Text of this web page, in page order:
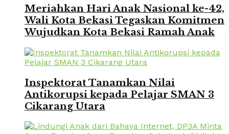
Meriahkan Hari Anak Nasional ke-42,
Wali Kota Bekasi Tegaskan Komitmen
Wujudkan Kota Bekasi Ramah Anak
Inspektorat Tanamkan Nilai
Antikorupsi kepada Pelajar SMAN 3
Cikarang Utara